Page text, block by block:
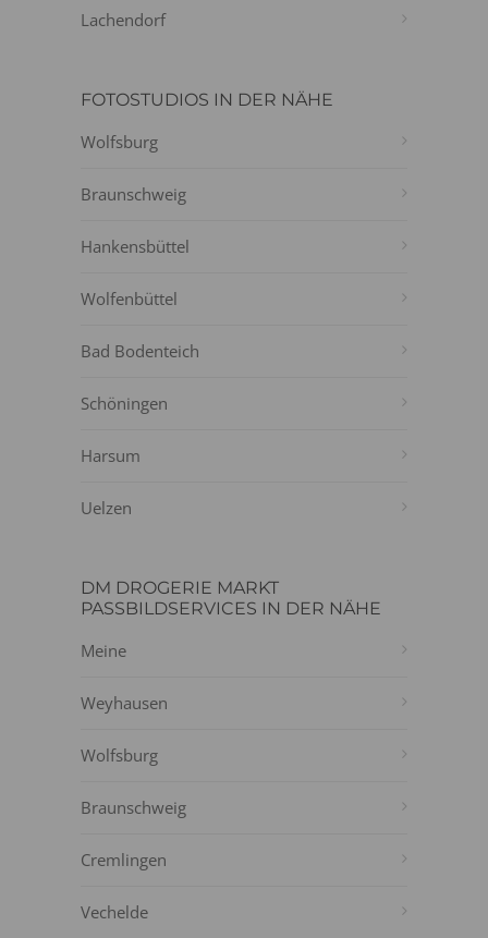
Lachendorf
FOTOSTUDIOS IN DER NÄHE
Wolfsburg
Braunschweig
Hankensbüttel
Wolfenbüttel
Bad Bodenteich
Schöningen
Harsum
Uelzen
DM DROGERIE MARKT
PASSBILDSERVICES IN DER NÄHE
Meine
Weyhausen
Wolfsburg
Braunschweig
Cremlingen
Vechelde